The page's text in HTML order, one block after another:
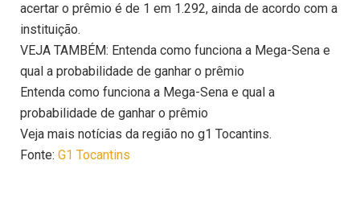
acertar o prêmio é de 1 em 1.292, ainda de acordo com a
instituição.
VEJA TAMBÉM: Entenda como funciona a Mega-Sena e
qual a probabilidade de ganhar o prêmio
Entenda como funciona a Mega-Sena e qual a
probabilidade de ganhar o prêmio
Veja mais notícias da região no g1 Tocantins.
Fonte: G1 Tocantins